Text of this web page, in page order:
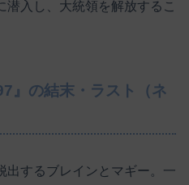
入し、大統領を解放するこ
』の結末・ラスト（ネ
出するブレインとマギー。一